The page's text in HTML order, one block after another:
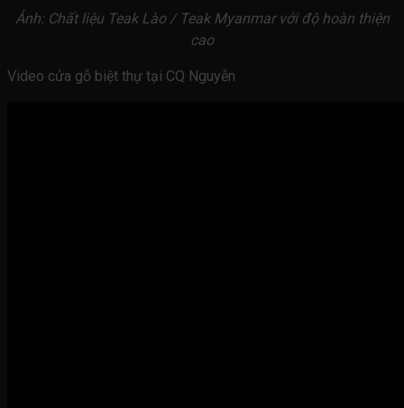
Ảnh: Chất liệu Teak Lào / Teak Myanmar với độ hoàn thiện
cao
Video cửa gỗ biệt thự tại CQ Nguyễn